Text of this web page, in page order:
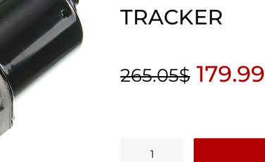
TRACKER
265.05$ 179.99